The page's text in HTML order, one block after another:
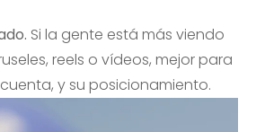
Si la gente está más viendo
reels o vídeos, mejor para
y su posicionamiento.